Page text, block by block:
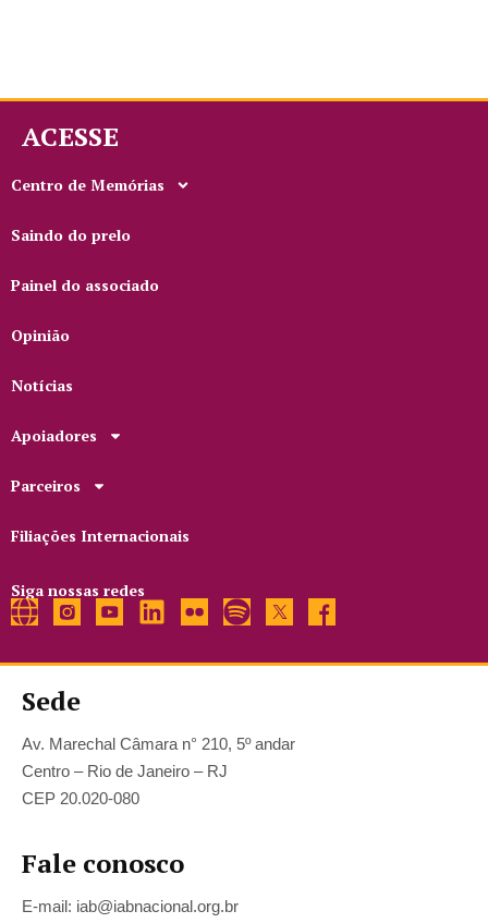
ACESSE
Centro de Memórias
Saindo do prelo
Painel do associado
Opinião
Notícias
Apoiadores
Parceiros
Filiações Internacionais
Siga nossas redes
Sede
Av. Marechal Câmara n° 210, 5º andar
Centro – Rio de Janeiro – RJ
CEP 20.020-080
Fale conosco
E-mail: iab@iabnacional.org.br